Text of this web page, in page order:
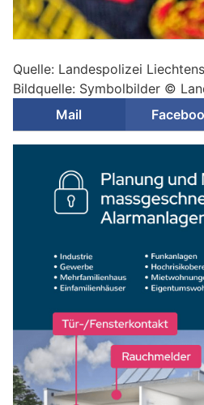
Quelle: Landespolizei
Bildquelle: Symbolbilder ©
Mail